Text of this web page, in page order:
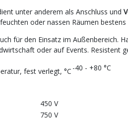
unter anderem als Anschluss und
oder nassen Räumen bestens
für den Einsatz im Außenbereich.
oder auf Events. Resistent
fest verlegt, °C -40 - +80 °C
450 V
750 V